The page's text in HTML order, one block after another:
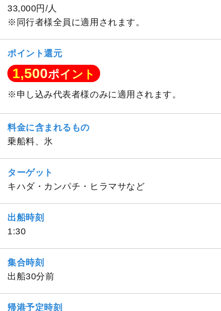
33,000円/人
※同行者様全員に適用されます。
ポイント還元
1,500ポイント
※申し込み代表者様のみに適用されます。
料金に含まれるもの
乗船料、氷
ターゲット
キハダ・カンパチ・ヒラマサなど
出船時刻
1:30
集合時刻
出船30分前
帰港予定時刻